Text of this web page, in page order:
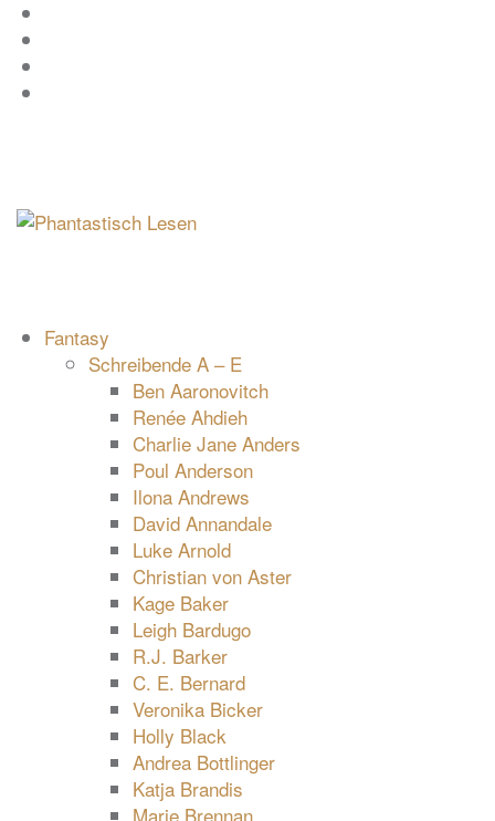
Zum
Inhalt
springen
Fantasy
Schreibende A – E
Ben Aaronovitch
Renée Ahdieh
Charlie Jane Anders
Poul Anderson
Ilona Andrews
David Annandale
Luke Arnold
Christian von Aster
Kage Baker
Leigh Bardugo
R.J. Barker
C. E. Bernard
Veronika Bicker
Holly Black
Andrea Bottlinger
Katja Brandis
Marie Brennan